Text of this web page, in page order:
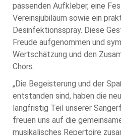
passenden Aufkleber, eine
Vereinsjubiläum sowie ein
Desinfektionsspray. Diese
Freude aufgenommen und
Wertschätzung und den
Chors.
„Die Begeisterung und der
entstanden sind, haben die
langfristig Teil unserer
freuen uns auf die
musikalisches Repertoire